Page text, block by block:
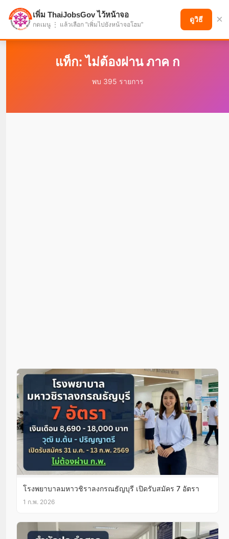
แบ่งปันโอกาส เพื่ออนาคตที่ก้าวหน้า
แท็ก: ไม่ต้องผ่าน ภาค ก
พบ 395 รายการ
โรงพยาบาลมหาวชิราลงกรณธัญบุรี เปิดรับสมัคร 7 อัตรา
1 ก.พ. 2026
เพิ่ม ThaiJobsGov ไว้หน้าจอ
กดเมนู ⋮ แล้วเลือก "เพิ่มไปยังหน้าจอโฮม"
ดูวิธี ×